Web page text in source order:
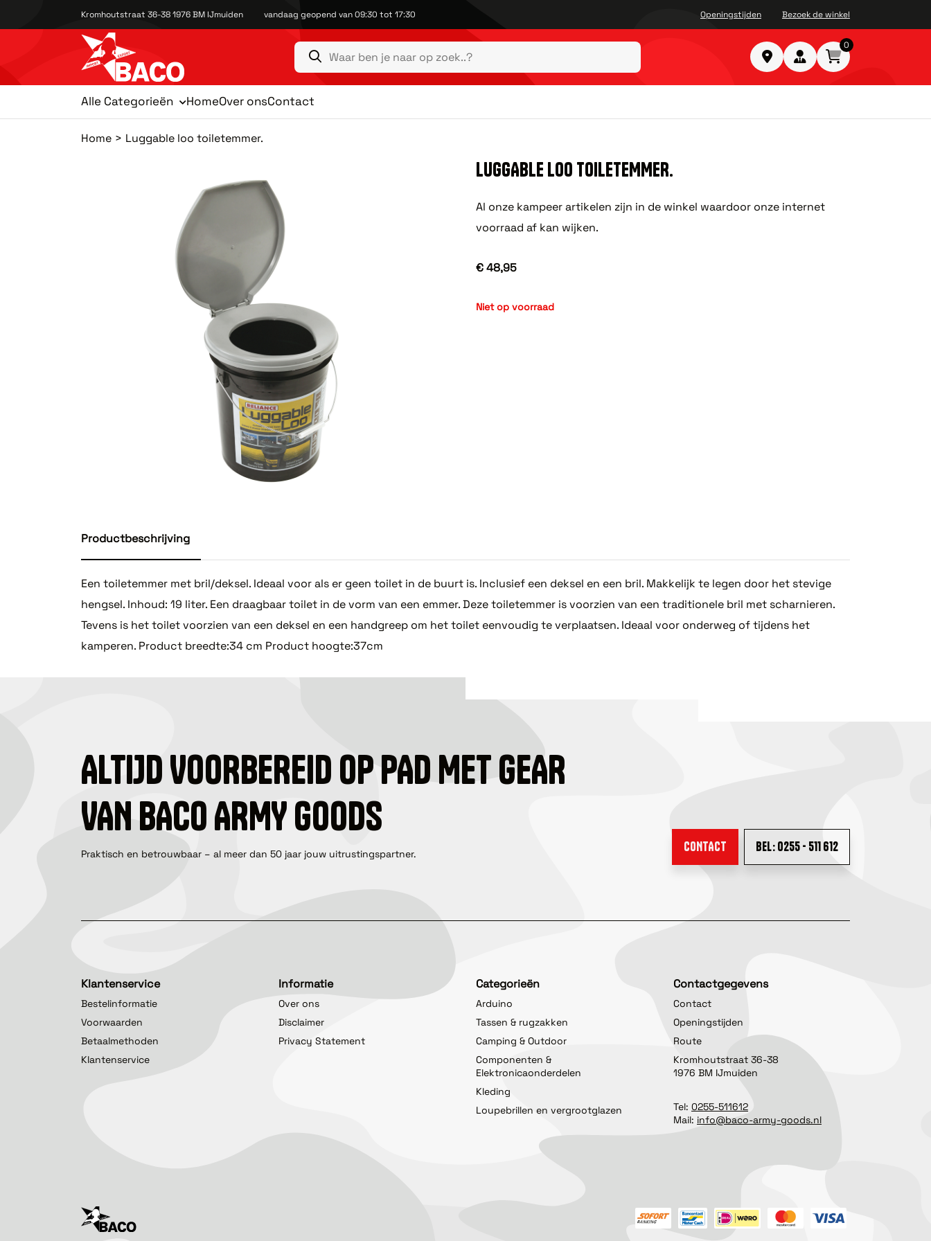
Kromhoutstraat 36-38 1976 BM IJmuiden vandaag geopend van 09:30 tot 17:30 Openingstijden Bezoek de winkel
0
Alle Categorieën HomeOver onsContact
Home Luggable loo toiletemmer.
LUGGABLE LOO TOILETEMMER.
Al onze kampeer artikelen zijn in de winkel waardoor onze internet
voorraad af kan wijken.
€ 48,95
Niet op voorraad
Productbeschrijving
Een toiletemmer met bril/deksel. Ideaal voor als er geen toilet in de buurt is. Inclusief een deksel en een bril. Makkelijk te legen door het stevige
hengsel. Inhoud: 19 liter. Een draagbaar toilet in de vorm van een emmer. Deze toiletemmer is voorzien van een traditionele bril met scharnieren.
Tevens is het toilet voorzien van een deksel en een handgreep om het toilet eenvoudig te verplaatsen. Ideaal voor onderweg of tijdens het
kamperen. Product breedte:34 cm Product hoogte:37cm
ALTIJD VOORBEREID OP PAD MET GEAR
VAN BACO ARMY GOODS
Praktisch en betrouwbaar – al meer dan 50 jaar jouw uitrustingspartner. CONTACT BEL: 0255 - 511 612
Klantenservice
Bestelinformatie
Voorwaarden
Betaalmethoden
Klantenservice
Informatie
Over ons
Disclaimer
Privacy Statement
Categorieën
Arduino
Tassen & rugzakken
Camping & Outdoor
Componenten &
Elektronicaonderdelen
Kleding
Loupebrillen en vergrootglazen
Contactgegevens
Contact
Openingstijden
Route
Kromhoutstraat 36-38
1976 BM IJmuiden
Tel: 0255-511612
Mail: info@baco-army-goods.nl